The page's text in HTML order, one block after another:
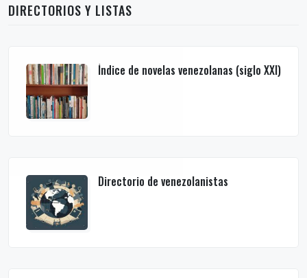
DIRECTORIOS Y LISTAS
Índice de novelas venezolanas (siglo XXI)
Directorio de venezolanistas